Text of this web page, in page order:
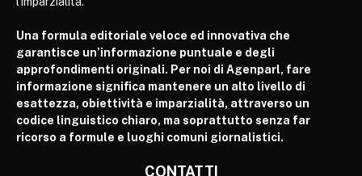
Una formula editoriale veloce ed innovativa che
garantisce un’informazione puntuale e degli
approfondimenti originali. Per noi di Agenparl, fare
informazione significa mantenere un alto livello di
esattezza, obiettività e imparzialità, attraverso un
codice linguistico chiaro, ma soprattutto senza far
ricorso a formule e luoghi comuni giornalistici.
CONTATTI